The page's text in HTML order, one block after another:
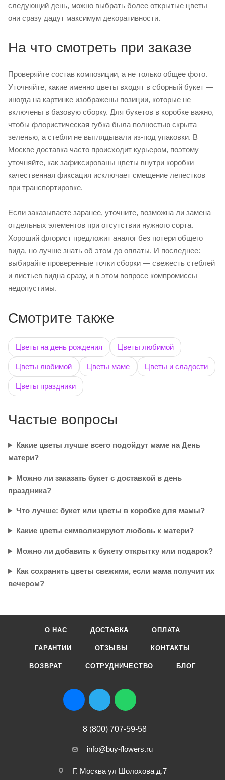
следующий день, можно выбрать более открытые цветы —
они сразу дадут максимум декоративности.
На что смотреть при заказе
Проверяйте состав композиции, а не только общее фото.
Уточняйте, какие именно цветы входят в сборный букет —
иногда на картинке изображены позиции, которые не
включены в базовую сборку. Для букетов в коробке важно,
чтобы флористическая губка была полностью скрыта
зеленью, а стебли не выглядывали из-под упаковки. В
Москве доставка часто происходит курьером, поэтому
уточняйте, как зафиксированы цветы внутри коробки —
качественная фиксация исключает смещение лепестков
при транспортировке.
Если заказываете заранее, уточните, возможна ли замена
отдельных элементов при отсутствии нужного сорта.
Хороший флорист предложит аналог без потери общего
вида, но лучше знать об этом до оплаты. И последнее:
выбирайте проверенные точки сборки — свежесть стеблей
и листьев видна сразу, и в этом вопросе компромиссы
недопустимы.
Смотрите также
Цветы на день рождения Цветы любимой
Цветы любимой Цветы маме Цветы и сладости
Цветы праздники
Частые вопросы
Какие цветы лучше всего подойдут маме на День
матери?
Можно ли заказать букет с доставкой в день
праздника?
Что лучше: букет или цветы в коробке для мамы?
Какие цветы символизируют любовь к матери?
Можно ли добавить к букету открытку или подарок?
Как сохранить цветы свежими, если мама получит их
вечером?
О НАС ДОСТАВКА ОПЛАТА
ГАРАНТИИ ОТЗЫВЫ КОНТАКТЫ
ВОЗВРАТ СОТРУДНИЧЕСТВО БЛОГ
8 (800) 707-59-58
info@buy-flowers.ru
Г. Москва ул Шолохова д.7